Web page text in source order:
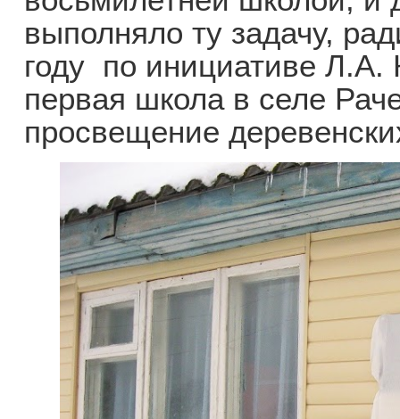
выполняло ту задачу,
году по инициативе Л.А.
первая школа в селе
просвещение